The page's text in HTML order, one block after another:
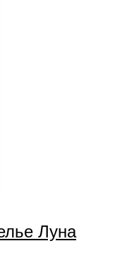
Луна